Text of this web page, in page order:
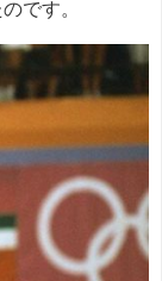
です。